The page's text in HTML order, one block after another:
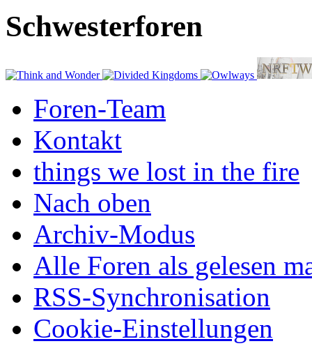
Schwesterforen
Foren-Team
Kontakt
things we lost in the fire
Nach oben
Archiv-Modus
Alle Foren als gelesen
RSS-Synchronisation
Cookie-Einstellungen